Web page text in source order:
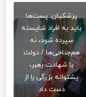
پزشکیان: پست‌ها
باید به افراد شایسته
سپرده شود، نه
هم‌جناحی‌ها / دولت
با شهادت رهبر،
پشتوانه بزرگی را از
دست داد